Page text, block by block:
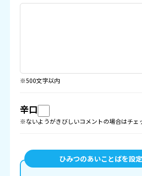
※500文字以内
辛口
※ないようがきびしいコメントの場合はチェ
ひみつのあいことばを設